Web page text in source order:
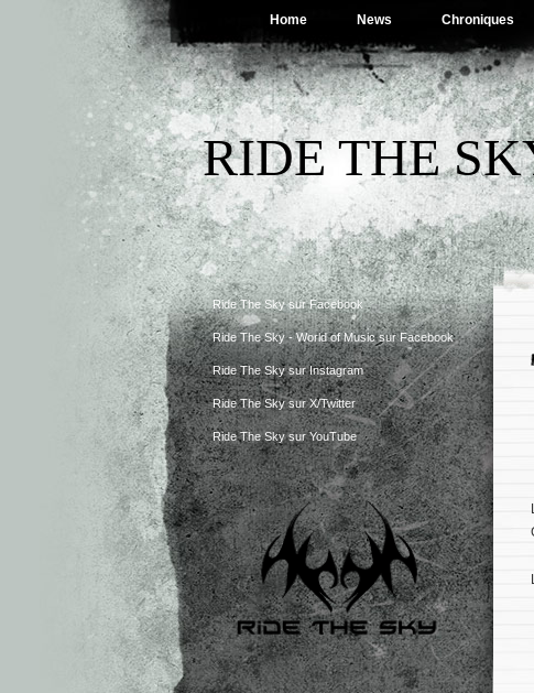
Home News Chroniques
RIDE THE
Ride The Sky sur Facebook
Ride The Sky - World of Music sur Facebook
Ride The Sky sur Instagram
Ride The Sky sur X/Twitter
Ride The Sky sur YouTube